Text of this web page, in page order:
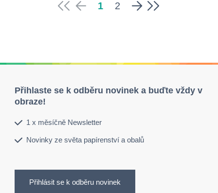
1 2
Přihlaste se k odběru novinek a buďte vždy v
obraze!
1 x měsíčně Newsletter
Novinky ze světa papírenství a obalů
Přihlásit se k odběru novinek